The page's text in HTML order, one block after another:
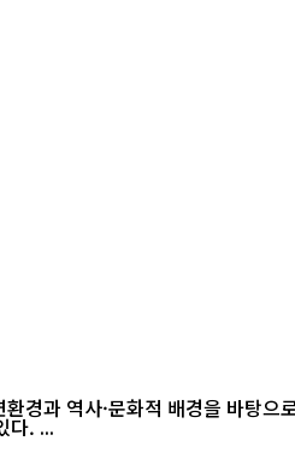
과 역사·문화적 배경을 바탕
다른 지역에서는 쉽게 찾아보기 힘든 이색 풍경들이 곳곳에 자리해 있어 국내외 관광객들의 발길을 끌고 있다. ...